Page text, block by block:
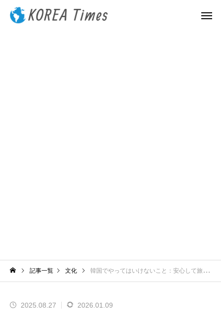
記事一覧 文化 韓国でやってはいけないこと：安心して旅行するために
2025.08.27 2026.01.09